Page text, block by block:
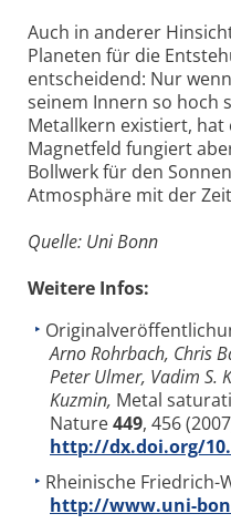
Auch in anderer
Planeten für die
entscheidend: Nur
seinem Innern so hoch
Metallkern existiert, hat
Magnetfeld fungiert
Bollwerk für den
Atmosphäre mit der
Quelle: Uni Bonn
Weitere Infos:
Arno Rohrbach, Chris
Peter Ulmer, Vadim S.
Kuzmin, Metal
Nature449, 456
http://dx.doi.org/
Rheinische Friedrich-
http://www.uni-